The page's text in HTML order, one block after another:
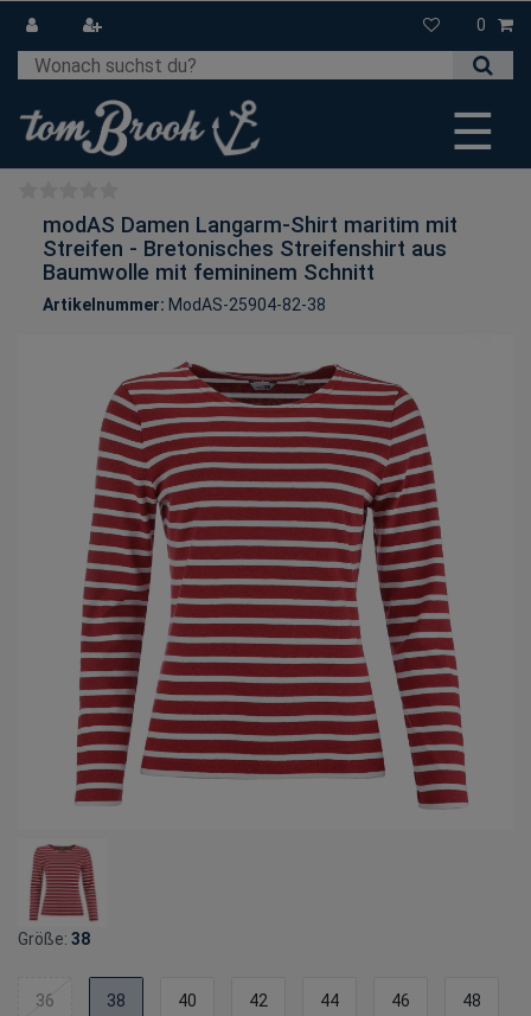
0
☰
modAS Damen Langarm-Shirt maritim mit
Streifen - Bretonisches Streifenshirt aus
Baumwolle mit femininem Schnitt
Artikelnummer: ModAS-25904-82-38
Größe: 38
36 38 40 42 44 46 48